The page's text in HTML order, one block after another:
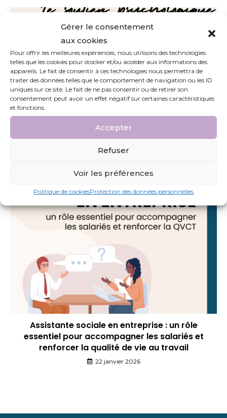
Gérer le consentement
aux cookies
Pour offrir les meilleures expériences, nous utilisons des technologies
telles que les cookies pour stocker et/ou accéder aux informations des
appareils. Le fait de consentir à ces technologies nous permettra de
traiter des données telles que le comportement de navigation ou les ID
uniques sur ce site. Le fait de ne pas consentir ou de retirer son
consentement peut avoir un effet négatif sur certaines caractéristiques
et fonctions.
Accepter
Refuser
Voir les préférences
Politique de cookiesProtection des données personnelles
Le soutien psychologique en entreprise, un
vecteur de santé et de performance
Assistante sociale en entreprise : un rôle
essentiel pour accompagner les salariés et
renforcer la qualité de vie au travail
22 janvier 2026